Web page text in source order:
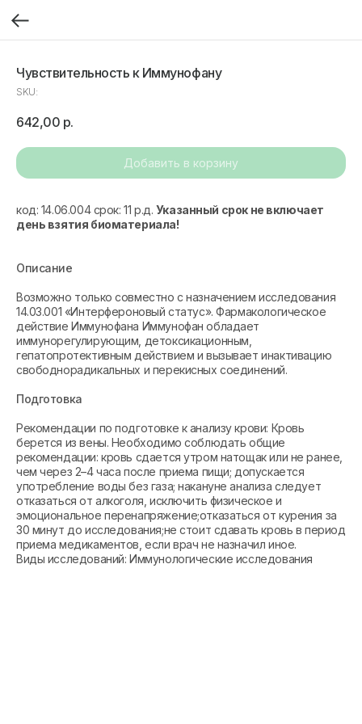
Чувствительность к Иммунофану
SKU:
642,00 р.
Добавить в корзину
код: 14.06.004 срок: 11 р.д. Указанный срок не включает
день взятия биоматериала!
Описание
Возможно только совместно с назначением исследования
14.03.001 «Интерфероновый статус». Фармакологическое
действие Иммунофана Иммунофан обладает
иммунорегулирующим, детоксикационным,
гепатопротективным действием и вызывает инактивацию
свободнорадикальных и перекисных соединений.
Подготовка
Рекомендации по подготовке к анализу крови: Кровь
берется из вены. Необходимо соблюдать общие
рекомендации: кровь сдается утром натощак или не ранее,
чем через 2–4 часа после приема пищи; допускается
употребление воды без газа; накануне анализа следует
отказаться от алкоголя, исключить физическое и
эмоциональное перенапряжение;отказаться от курения за
30 минут до исследования;не стоит сдавать кровь в период
приема медикаментов, если врач не назначил иное.
Виды исследований: Иммунологические исследования